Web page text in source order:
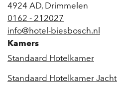
4924 AD, Drimmelen
0162 - 212027
info@hotel-biesbosch.nl
Kamers
Standaard Hotelkamer
Standaard Hotelkamer